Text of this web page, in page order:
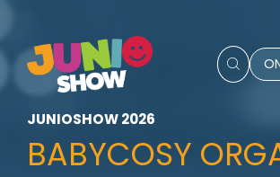
JUNIOSHOW 2026
BABYCOSY